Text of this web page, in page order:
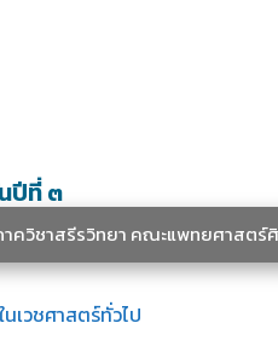
าควิชาสรีรวิทยา คณะแพทยศาสต
ปีที่ ๓
เวชศาสตร์ทั่วไป